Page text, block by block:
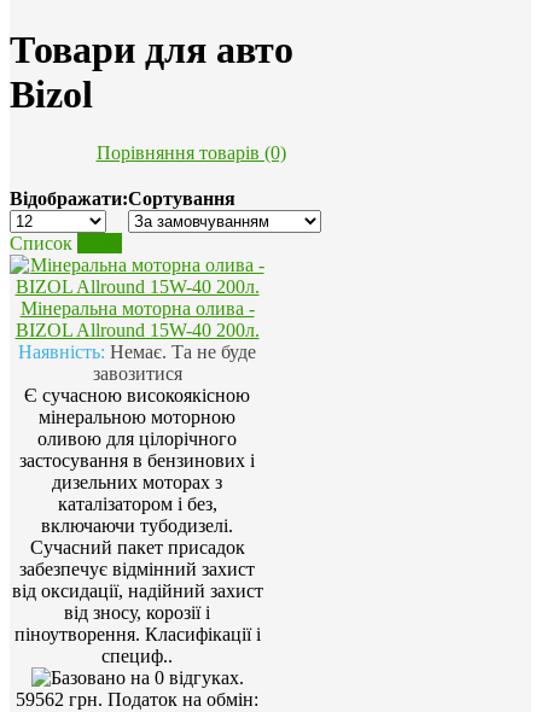
Товари для авто
Bizol
Порівняння товарів (0)
Відображати:Сортування
Список
Мінеральна моторна олива -
BIZOL Allround 15W-40 200л.
Наявність: Немає. Та не буде
завозитися
Є сучасною високоякісною
мінеральною моторною
оливою для цілорічного
застосування в бензинових і
дизельних моторах з
каталізатором і без,
включаючи тубодизелі.
Сучасний пакет присадок
забезпечує відмінний захист
від оксидації, надійний захист
від зносу, корозії і
піноутворення. Класифікації і
специф..
59562 грн. Податок на обмін: